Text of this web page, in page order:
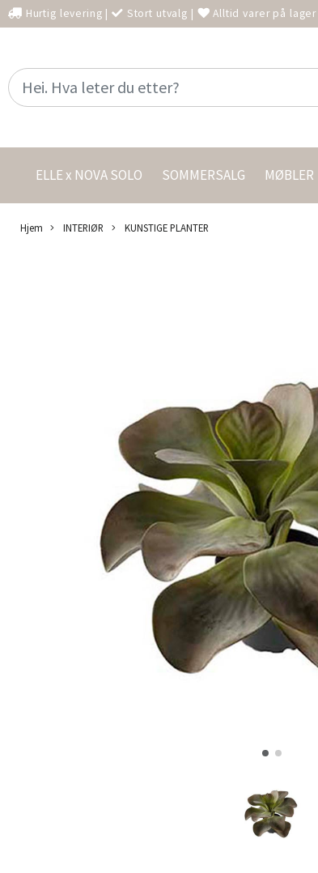
Hurtig levering | Stort utvalg | Alltid varer på lager
ELLE x NOVA SOLO SOMMERSALG MØBLER
Hjem INTERIØR KUNSTIGE PLANTER